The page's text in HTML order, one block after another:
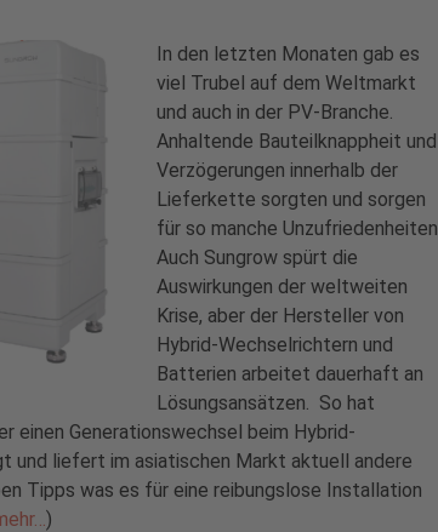
In den letzten Monaten gab es
viel Trubel auf dem Weltmarkt
und auch in der PV-Branche.
Anhaltende Bauteilknappheit und
Verzögerungen innerhalb der
Lieferkette sorgten und sorgen
für so manche Unzufriedenheiten.
Auch Sungrow spürt die
Auswirkungen der weltweiten
Krise, aber der Hersteller von
Hybrid-Wechselrichtern und
Batterien arbeitet dauerhaft an
Lösungsansätzen. So hat
einen Generationswechsel beim Hybrid-
und liefert im asiatischen Markt aktuell andere
Tipps was es für eine reibungslose Installation
)